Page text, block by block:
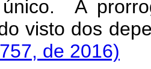
único. A
do visto
de 2016)